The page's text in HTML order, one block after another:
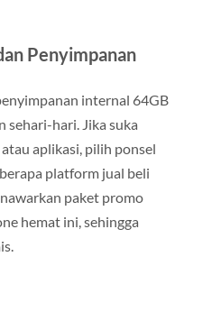
Penyimpanan
internal 64GB
sehari-hari. Jika suka
aplikasi, pilih ponsel
platform jual beli
paket promo
hemat ini, sehingga